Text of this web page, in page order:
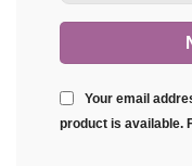
Your email
product is available.